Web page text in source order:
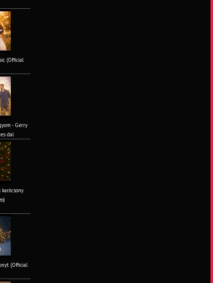
(Official
- Gerry
dal
(Official